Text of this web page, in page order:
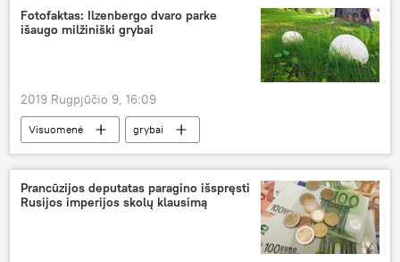
Fotofaktas: Ilzenbergo dvaro parke
išaugo milžiniški grybai
2019 Rugpjūčio 9, 16:09
Visuomenė grybai
Prancūzijos deputatas paragino išspręsti
Rusijos imperijos skolų klausimą